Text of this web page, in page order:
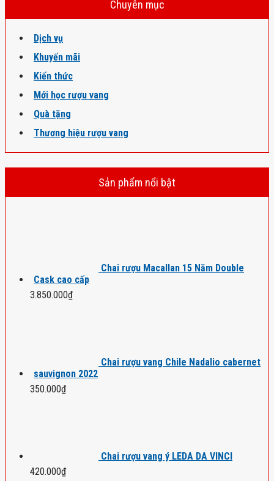
Chuyên mục
Dịch vụ
Khuyến mãi
Kiến thức
Mới học rượu vang
Quà tặng
Thương hiệu rượu vang
Sản phẩm nổi bật
Chai rượu Macallan 15 Năm Double
Cask cao cấp
3.850.000₫
Chai rượu vang Chile Nadalio cabernet
sauvignon 2022
350.000₫
Chai rượu vang ý LEDA DA VINCI
420.000₫